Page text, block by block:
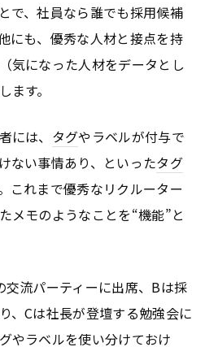
で、社員なら誰でも採用候補
にも、優秀な人材と接点を持
気になった人材をデータとし
す。
には、 タグやラベルが付与で
ない事情あり、といったタグ
これまで優秀なリクルーター
メモのようなことを“機能”と
流パーティーに出席、Bは採
、Cは社長が登壇する勉強会に
やラベルを使い分けておけ